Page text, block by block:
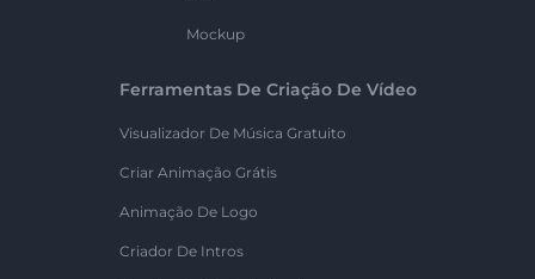
Mockup
Ferramentas De Criação De Vídeo
Visualizador De Música Gratuito
Criar Animação Grátis
Animação De Logo
Criador De Intros